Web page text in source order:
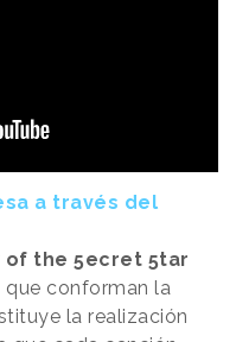
a través del
of the 5ecret 5tar
conforman la
la realización